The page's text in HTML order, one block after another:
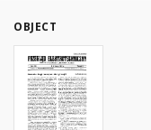
OBJECT